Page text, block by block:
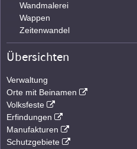
Wandmalerei
Wappen
Zeitenwandel
Übersichten
Verwaltung
Orte mit Beinamen
Volksfeste
Erfindungen
Manufakturen
Schutzgebiete